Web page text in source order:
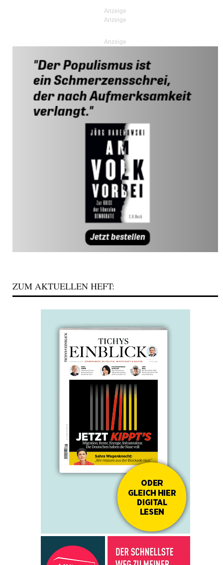
Anzeige
ZUM AKTUELLEN HEFT: